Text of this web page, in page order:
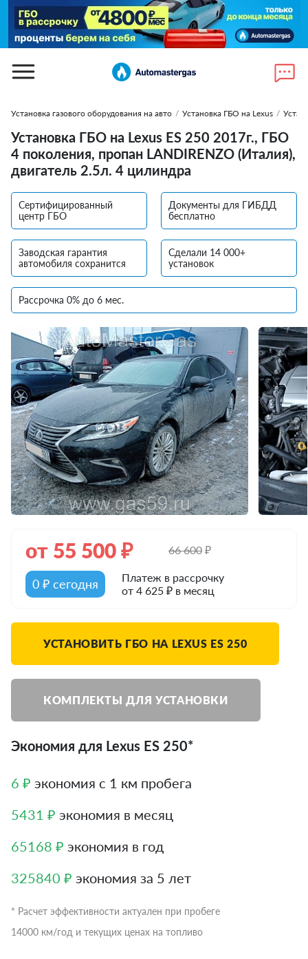
Установка газового оборудования на авто / Установка ГБО на Lexus /
Установка ГБО на Lexus ES 250 2017г., ГБО
4 поколения, пропан LANDIRENZO (Италия),
двигатель 2.5л. 4 цилиндра
Сертифицированный
центр ГБО
Документы для ГИБДД
бесплатно
Заводская гарантия
автомобиля сохранится
Сделали 14 000+
установок
Рассрочка 0% до 6 мес.
от 55 500₽ 66 600₽
0 ₽ сегодня
Платеж в рассрочку
от 4 625 ₽ в месяц
УСТАНОВИТЬ ГБО НА LEXUS ES 250
КОМПЛЕКТЫ ДЛЯ УСТАНОВКИ
Экономия для Lexus ES 250*
6 ₽ экономия с 1 км пробега
5431 ₽ экономия в месяц
65168 ₽ экономия в год
325840 ₽ экономия за 5 лет
* Расчет эффективности актуален при пробеге
14000 км/год и текущих ценах на топливо